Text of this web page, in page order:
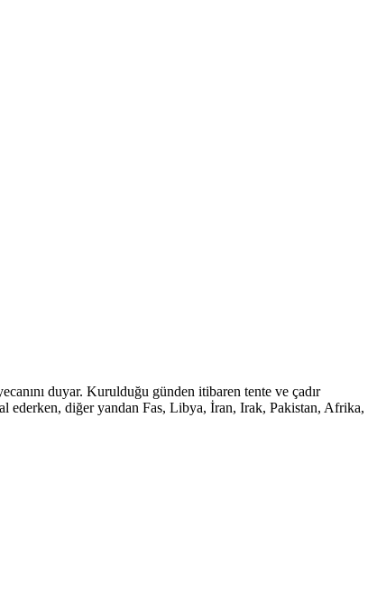
duyar. Kurulduğu günden itibaren tente ve çadır
ederken, diğer yandan Fas, Libya, İran, Irak, Pakistan, Afrika,